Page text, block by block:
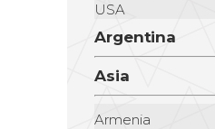
USA
Argentina
Asia
Armenia